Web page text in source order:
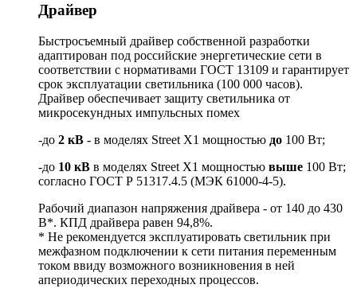
Драйвер
Быстросъемный драйвер собственной разработки
адаптирован под российские энергетические сети в
соответствии с нормативами ГОСТ 13109 и гарантирует
срок эксплуатации светильника (100 000 часов).
Драйвер обеспечивает защиту светильника от
микросекундных импульсных помех
-до 2 кВ - в моделях Street X1 мощностью до 100 Вт;
-до 10 кВ в моделях Street X1 мощностью выше 100 Вт;
согласно ГОСТ Р 51317.4.5 (МЭК 61000-4-5).
Рабочий диапазон напряжения драйвера - от 140 до 430
В*. КПД драйвера равен 94,8%.
* Не рекомендуется эксплуатировать светильник при
межфазном подключении к сети питания переменным
током ввиду возможного возникновения в ней
апериодических переходных процессов.